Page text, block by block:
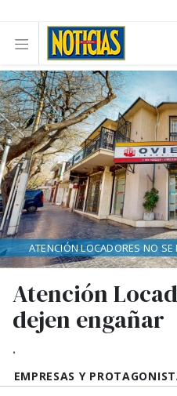
EMPRESAS Y
Atención
dejen engañar
.
ATENCIÓN LOCADORES NO